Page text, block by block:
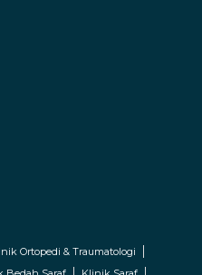
Ortopedi & Traumatologi